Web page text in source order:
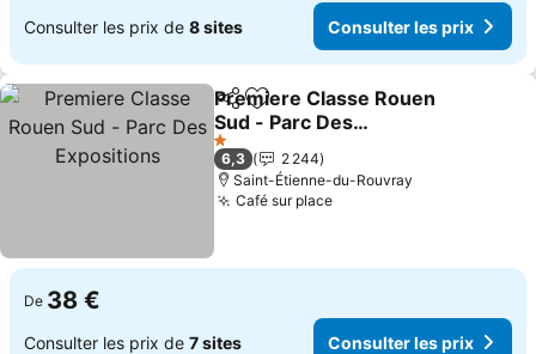
Consulter les prix de 8 sites Consulter les prix
PartagerAjouter à mes favoris
Premiere Classe Rouen
Sud - Parc Des
Expositions
1 Étoiles
6,3
2 244
Saint-Étienne-du-Rouvray
Café sur place
De 38 €
Consulter les prix de 7 sites Consulter les prix